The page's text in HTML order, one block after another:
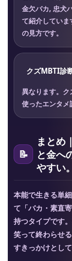
金欠バカ, 忠犬
て紹介していま
の見方です。
クズMBTI診
異なります。
使ったエンタメ
まとめ
と金へ
やすい
本能で生きる単
て「バカ・素直
持つタイプです
笑って終わらせ
すきっかけとして